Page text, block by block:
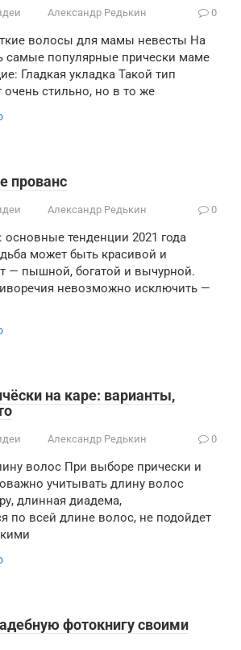
Александр Редькин 0
волосы для мамы невесты На
самые популярные прически маме
Гладкая укладка Такой тип
очень стильно, но в то же
прованс
Александр Редькин 0
тенденции 2021 года
может быть красивой и
— пышной, богатой и вычурной.
невозможно исключить —
на каре: варианты,
Александр Редькин 0
волос При выборе прически и
учитывать длину волос
длинная диадема,
по всей длине волос, не подойдет
фотокнигу своими